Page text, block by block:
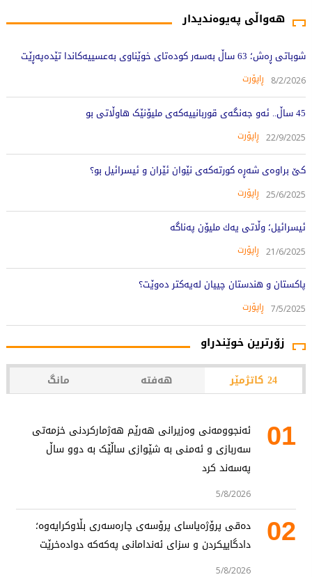
هەواڵی پەیوەندیدار
شوباتی ڕەش؛ 63 ساڵ بەسەر کودەتای خوێناوی بەعسییەکاندا تێدەپەڕێت
8/2/2026 ڕاپۆرت
45 ساڵ.. ئەو جەنگەی قوربانییەکەی ملیۆنێک هاوڵاتی بو
22/9/2025 ڕاپۆرت
کێ براوەى شەڕە کورتەکەى نێوان ئێران و ئیسرائیل بو؟
25/6/2025 ڕاپۆرت
ئيسرائيل؛ وڵاتى يه‌ك مليۆن پەناگه‌
21/6/2025 ڕاپۆرت
پاکستان و هندستان چییان لەیەکتر دەوێت؟
7/5/2025 ڕاپۆرت
زۆرترین خوێندراو
24 کاتژمێر هەفتە مانگ
01
ئەنجوومەنی وەزیرانی هەرێم هەژمارکردنی خزمەتی
سەربازی و ئەمنی بە شێوازی ساڵێک بە دوو ساڵ
پەسەند کرد
5/8/2026
02
دەقی پرۆژەیاسای پرۆسەی چارەسەری بڵاوکرایەوە؛
دادگاییکردن و سزای ئەندامانی پەکەکە دوادەخرێت
5/8/2026